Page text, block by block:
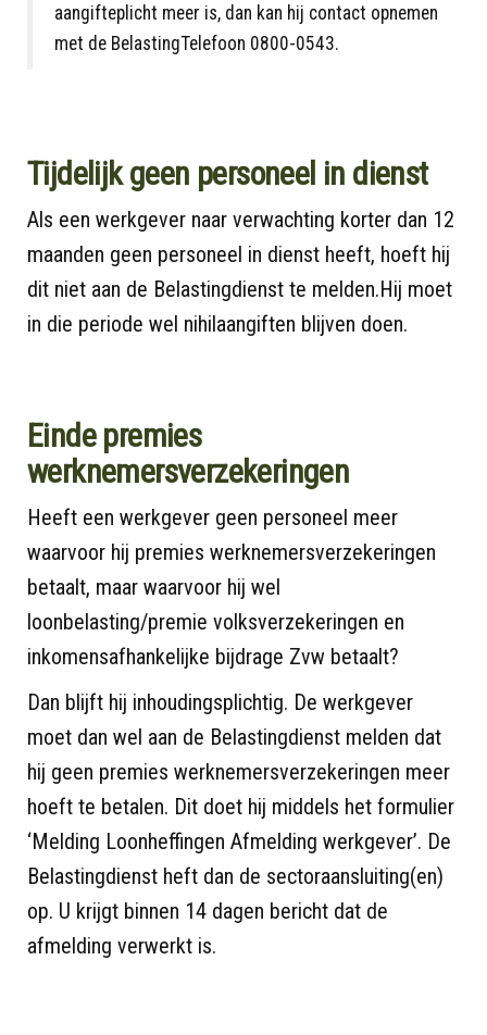
aangifteplicht meer is, dan kan hij contact opnemen
met de BelastingTelefoon 0800-0543.
Tijdelijk geen personeel in dienst
Als een werkgever naar verwachting korter dan 12
maanden geen personeel in dienst heeft, hoeft hij
dit niet aan de Belastingdienst te melden.Hij moet
in die periode wel nihilaangiften blijven doen.
Einde premies
werknemersverzekeringen
Heeft een werkgever geen personeel meer
waarvoor hij premies werknemersverzekeringen
betaalt, maar waarvoor hij wel
loonbelasting/premie volksverzekeringen en
inkomensafhankelijke bijdrage Zvw betaalt?
Dan blijft hij inhoudingsplichtig. De werkgever
moet dan wel aan de Belastingdienst melden dat
hij geen premies werknemersverzekeringen meer
hoeft te betalen. Dit doet hij middels het formulier
‘Melding Loonheffingen Afmelding werkgever’. De
Belastingdienst heft dan de sectoraansluiting(en)
op. U krijgt binnen 14 dagen bericht dat de
afmelding verwerkt is.